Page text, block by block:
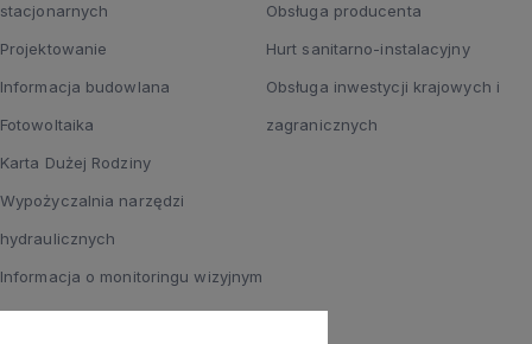
stacjonarnych
Projektowanie
Informacja budowlana
Fotowoltaika
Karta Dużej Rodziny
Wypożyczalnia narzędzi
hydraulicznych
Informacja o monitoringu wizyjnym
Obsługa producenta
Hurt sanitarno-instalacyjny
Obsługa inwestycji krajowych i
zagranicznych